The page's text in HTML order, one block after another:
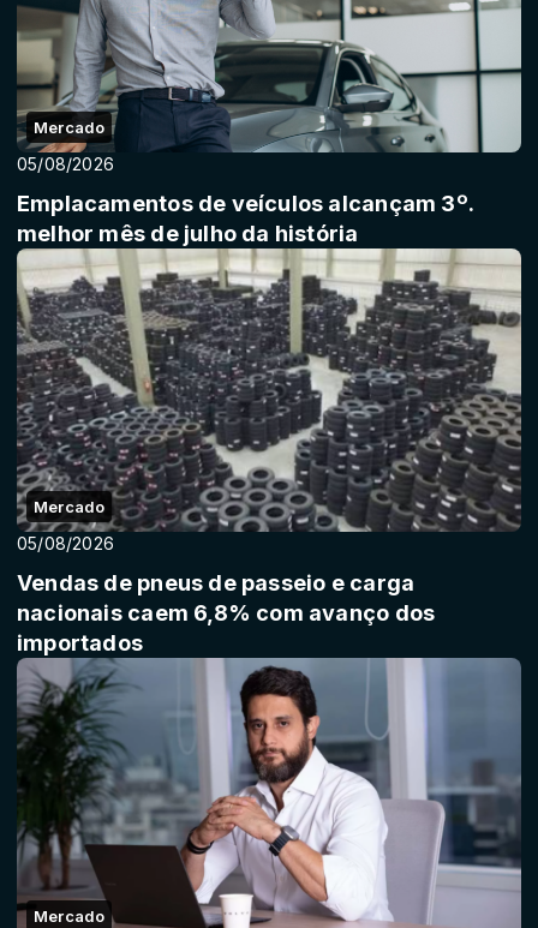
Mercado
05/08/2026
Emplacamentos de veículos alcançam 3º.
melhor mês de julho da história
Mercado
05/08/2026
Vendas de pneus de passeio e carga
nacionais caem 6,8% com avanço dos
importados
Mercado